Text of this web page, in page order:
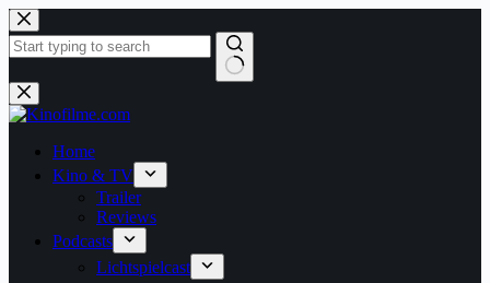
Zum
Inhalt
springen
Keine
Ergebnisse
Home
Kino & TV
Trailer
Reviews
Podcasts
Lichtspielcast